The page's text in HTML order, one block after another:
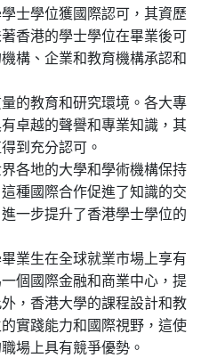
士學位獲國際認可，其資歷
香港的學士學位在畢業後可
構、企業和教育機構承認和
的教育和研究環境。各大專
卓越的聲譽和專業知識，其
到充分認可。
各地的大學和學術機構保持
種國際合作促進了知識的交
一步提升了香港學士學位的
業生在全球就業市場上享有
個國際金融和商業中心，提
，香港大學的課程設計和教
實踐能力和國際視野，這使
場上具有競爭優勢。